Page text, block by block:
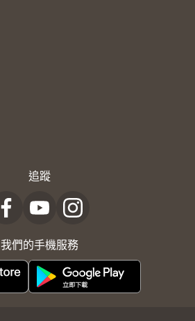
追蹤
我們的手機服務